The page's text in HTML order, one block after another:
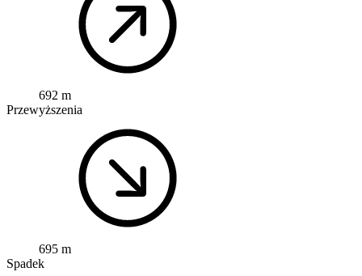
692 m
Przewyższenia
695 m
Spadek